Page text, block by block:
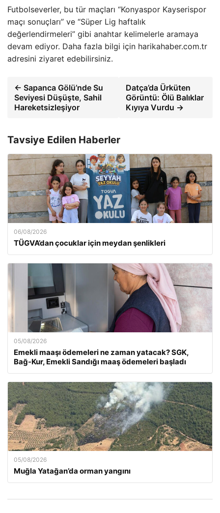
Futbolseverler, bu tür maçları “Konyaspor Kayserispor
maçı sonuçları” ve “Süper Lig haftalık
değerlendirmeleri” gibi anahtar kelimelerle aramaya
devam ediyor. Daha fazla bilgi için harikahaber.com.tr
adresini ziyaret edebilirsiniz.
← Sapanca Gölü’nde Su
Seviyesi Düşüşte, Sahil
Hareketsizleşiyor
Datça’da Ürküten
Görüntü: Ölü Balıklar
Kıyıya Vurdu →
Tavsiye Edilen Haberler
06/08/2026
TÜGVA’dan çocuklar için meydan şenlikleri
05/08/2026
Emekli maaşı ödemeleri ne zaman yatacak? SGK,
Bağ-Kur, Emekli Sandığı maaş ödemeleri başladı
05/08/2026
Muğla Yatağan’da orman yangını